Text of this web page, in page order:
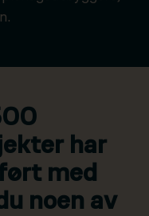
har
med
noen av